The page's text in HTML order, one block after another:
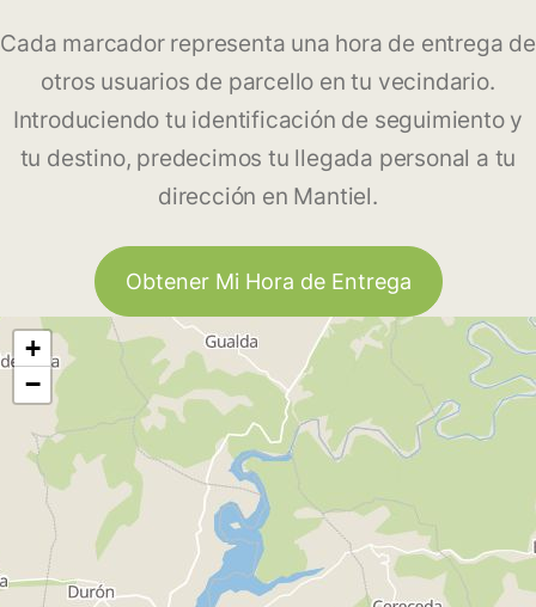
Cada marcador representa una hora de entrega de
otros usuarios de parcello en tu vecindario.
Introduciendo tu identificación de seguimiento y
tu destino, predecimos tu llegada personal a tu
dirección en Mantiel.
Obtener Mi Hora de Entrega
+
−